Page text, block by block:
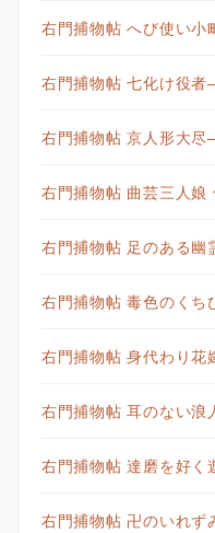
右門捕物帖 へび使い
右門捕物帖 七化け役
右門捕物帖 京人形大
右門捕物帖 曲芸三人娘
右門捕物帖 足のある
右門捕物帖 毒色のく
右門捕物帖 身代わり
右門捕物帖 耳のない
右門捕物帖 達磨を好
右門捕物帖 卍のいれ